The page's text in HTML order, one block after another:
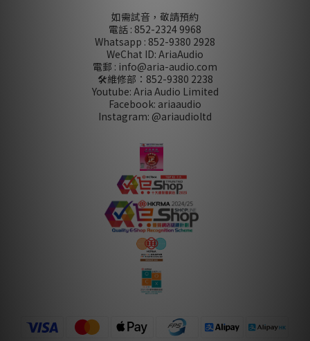
如需試音，敬請預約
電話 : 852-2324 9968
Whatsapp : 852-9380 2928
WeChat ID: AriaAudio
電郵 : info@aria-audio.com
🛠️維修部： 852-9380 2238
Youtube: Aria Audio Limited
Facebook: ariaaudio
Instagram: @ariaudioltd